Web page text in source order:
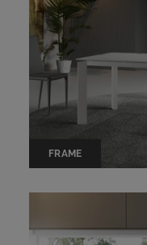
FRAME